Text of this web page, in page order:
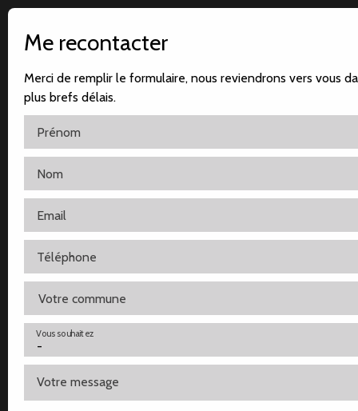
Accueil Notre agence Nos ventes Nos
Me recontacter
Merci de remplir le formulaire, nous reviendrons vers vous
plus brefs délais.
Prénom
Nom
Email
Téléphone
Votre commune
-
Vous souhaitez
Votre message